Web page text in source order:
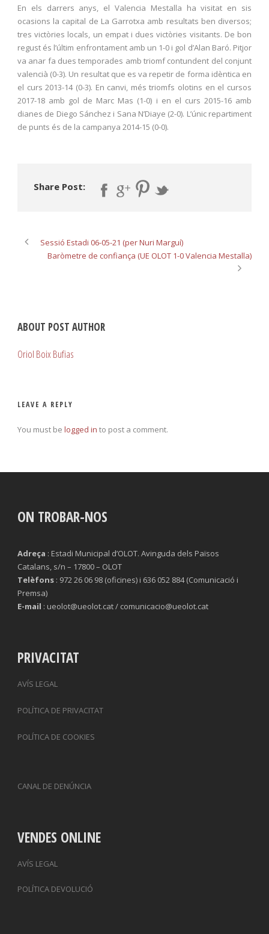
En els darrers anys, el Valencia Mestalla ha visitat en sis
ocasions la capital de La Garrotxa amb resultats ben diversos;
tres victòries locals, un empat i dues victòries visitants. De bon
regust és l’últim enfrontament amb un 1-0 i gol d’Alan Baró. Pitjor
va anar fa dues temporades amb triomf contundent del conjunt
valencià (0-3). Un resultat que es va repetir de forma idèntica en
el curs 2013-14 (0-3). En canvi, més triomfs olotins en el cursos
2017-18 amb gol de Marc Mas (1-0) i en el curs 2015-16 amb
dianes de Diego Sánchez i Sana N’Diaye (2-0). L’únic repartiment
de punts és de la campanya 2014-15 (0-0).
Share Post:
Sessió Estadi 06-05-21 (per Nuri Marguí)
Baròmetre de confiança (UE OLOT 1-0 Valencia Mestalla)
ABOUT POST AUTHOR
Oriol Boix Bufias
LEAVE A REPLY
You must be logged in to post a comment.
ON TROBAR-NOS
Adreça : Estadi Municipal d’OLOT. Avinguda dels Països
Catalans, s/n – 17800 – OLOT
Telèfons : 972 26 06 98 (oficines) i 636 052 884 (Comunicació i
Premsa)
E-mail : ueolot@ueolot.cat / comunicacio@ueolot.cat
PRIVACITAT
AVÍS LEGAL
POLÍTICA DE PRIVACITAT
POLÍTICA DE COOKIES
CANAL DE DENÚNCIA
VENDES ONLINE
AVÍS LEGAL
POLÍTICA DEVOLUCIÓ